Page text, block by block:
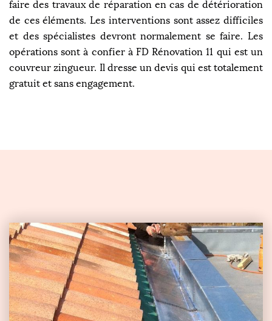
faire des travaux de réparation en cas de détérioration
de ces éléments. Les interventions sont assez difficiles
et des spécialistes devront normalement se faire. Les
opérations sont à confier à FD Rénovation 11 qui est un
couvreur zingueur. Il dresse un devis qui est totalement
gratuit et sans engagement.